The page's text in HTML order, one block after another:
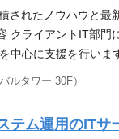
人事・労務・採
ープ企業の一員と
ンサービスを提供
のエキスパート集
きがいのある／
れたノウハウと
ライアントIT部
中心に支援を行い
必須】 ・業務課題
の方針策定） ・ス
ァーム／SIerで
ルタワー 30F）
テム運用のITサ